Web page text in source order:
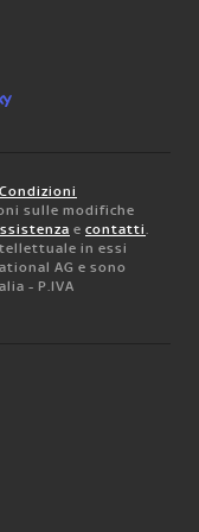
sulle modifiche
e contatti.
in essi
AG e sono
- P.IVA